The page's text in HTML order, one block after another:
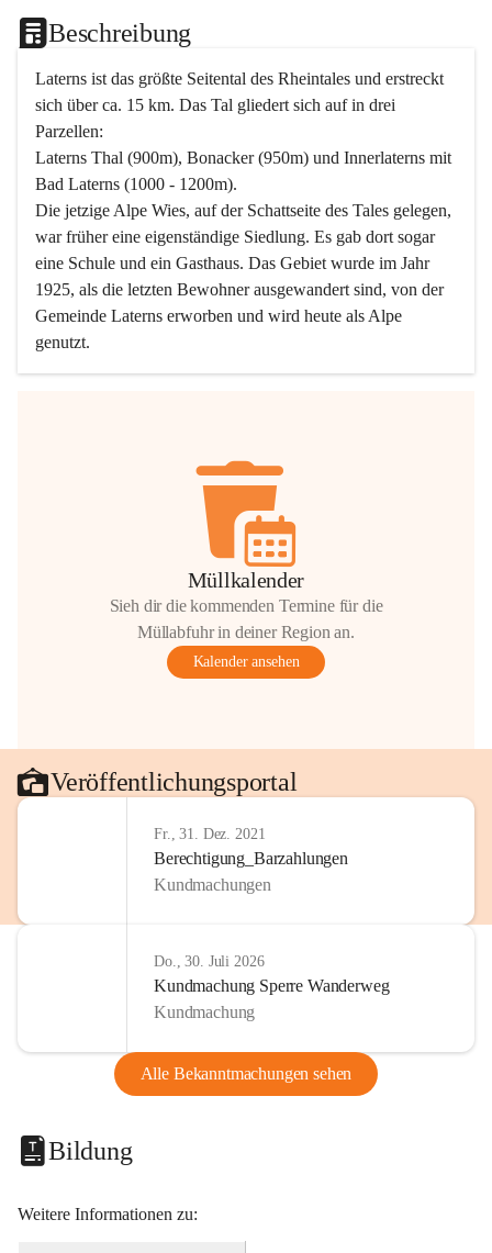
Beschreibung
Laterns ist das größte Seitental des Rheintales und erstreckt
sich über ca. 15 km. Das Tal gliedert sich auf in drei
Parzellen:
Laterns Thal (900m), Bonacker (950m) und Innerlaterns mit
Bad Laterns (1000 - 1200m).
Die jetzige Alpe Wies, auf der Schattseite des Tales gelegen,
war früher eine eigenständige Siedlung. Es gab dort sogar
eine Schule und ein Gasthaus. Das Gebiet wurde im Jahr
1925, als die letzten Bewohner ausgewandert sind, von der
Gemeinde Laterns erworben und wird heute als Alpe
genutzt.
Müllkalender
Sieh dir die kommenden Termine für die
Müllabfuhr in deiner Region an.
Kalender ansehen
Veröffentlichungsportal
Fr., 31. Dez. 2021
Berechtigung_Barzahlungen
Kundmachungen
Do., 30. Juli 2026
Kundmachung Sperre Wanderweg
Kundmachung
Alle Bekanntmachungen sehen
Bildung
Weitere Informationen zu: